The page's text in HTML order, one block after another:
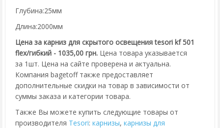
Глубина:25мм
Длина:2000мм
Цена за карниз для скрытого освещения tesori kf 501
flex/гибкий - 1035,00 грн. Цена товара указывается
за 1шт. Цена на сайте проверена и актуальна.
Компания bagetoff также предоставляет
дополнительные скидки на товар в зависимости от
суммы заказа и категории товара.
Также Вы можете купить следующие товары от
производителя Tesori: карнизы, карнизы для